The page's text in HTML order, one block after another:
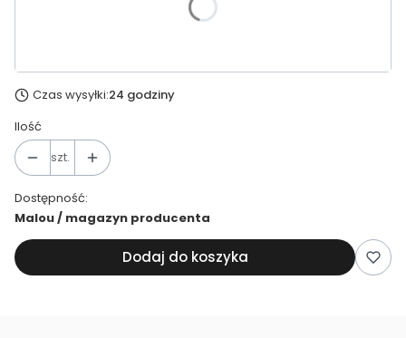
Rozmiar strój kąpielowy figi
Czas wysyłki:24 godziny
Ilość
szt.
Dostępność:
Malou / magazyn producenta
Dodaj do koszyka